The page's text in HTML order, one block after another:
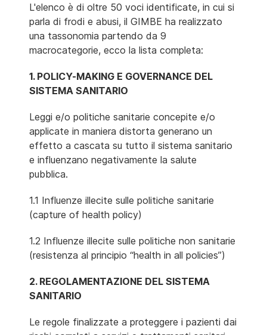
L'elenco è di oltre 50 voci identificate, in cui si
parla di frodi e abusi, il GIMBE ha realizzato
una tassonomia partendo da 9
macrocategorie, ecco la lista completa:
1. POLICY-MAKING E GOVERNANCE DEL
SISTEMA SANITARIO
Leggi e/o politiche sanitarie concepite e/o
applicate in maniera distorta generano un
effetto a cascata su tutto il sistema sanitario
e influenzano negativamente la salute
pubblica.
1.1 Influenze illecite sulle politiche sanitarie
(capture of health policy)
1.2 Influenze illecite sulle politiche non sanitarie
(resistenza al principio “health in all policies”)
2. REGOLAMENTAZIONE DEL SISTEMA
SANITARIO
Le regole finalizzate a proteggere i pazienti dai